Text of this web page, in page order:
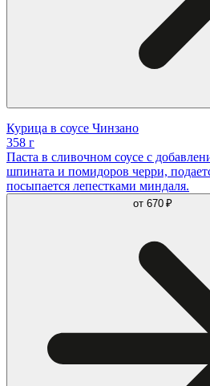
Курица в соусе Чинзано
358 г
Паста в сливочном соусе с
шпината и помидоров черри,
посыпается лепестками миндаля.
от 670 ₽